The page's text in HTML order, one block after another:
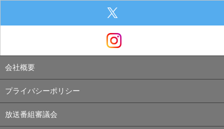
会社概要
プライバシーポリシー
放送番組審議会